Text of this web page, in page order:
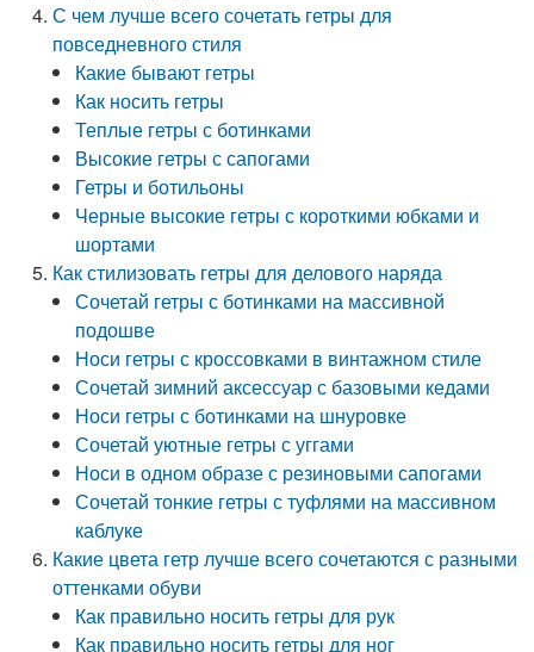
С чем лучше всего сочетать гетры для
повседневного стиля
Какие бывают гетры
Как носить гетры
Теплые гетры с ботинками
Высокие гетры с сапогами
Гетры и ботильоны
Черные высокие гетры с короткими юбками и
шортами
Как стилизовать гетры для делового наряда
Сочетай гетры с ботинками на массивной
подошве
Носи гетры с кроссовками в винтажном стиле
Сочетай зимний аксессуар с базовыми кедами
Носи гетры с ботинками на шнуровке
Сочетай уютные гетры с уггами
Носи в одном образе с резиновыми сапогами
Сочетай тонкие гетры с туфлями на массивном
каблуке
Какие цвета гетр лучше всего сочетаются с разными
оттенками обуви
Как правильно носить гетры для рук
Как правильно носить гетры для ног